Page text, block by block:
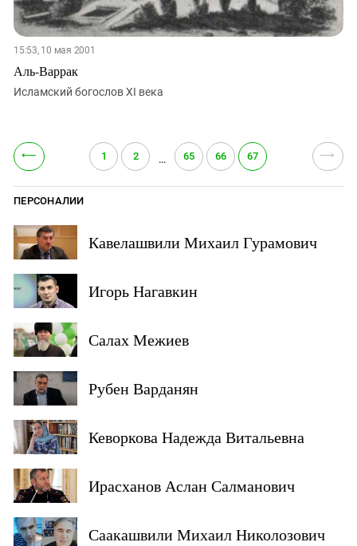
15:53, 10 мая 2001
Аль-Варрак
Исламский богослов XI века
⟵ 1 2 … 65 66 67 ⟶
ПЕРСОНАЛИИ
Кавелашвили Михаил Гурамович
Игорь Нагавкин
Салах Межиев
Рубен Варданян
Кеворкова Надежда Витальевна
Ирасханов Аслан Салманович
Саакашвили Михаил Николозович